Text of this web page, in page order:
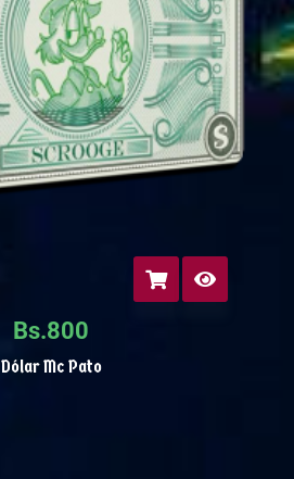
Bs.800
Dólar Mc Pato